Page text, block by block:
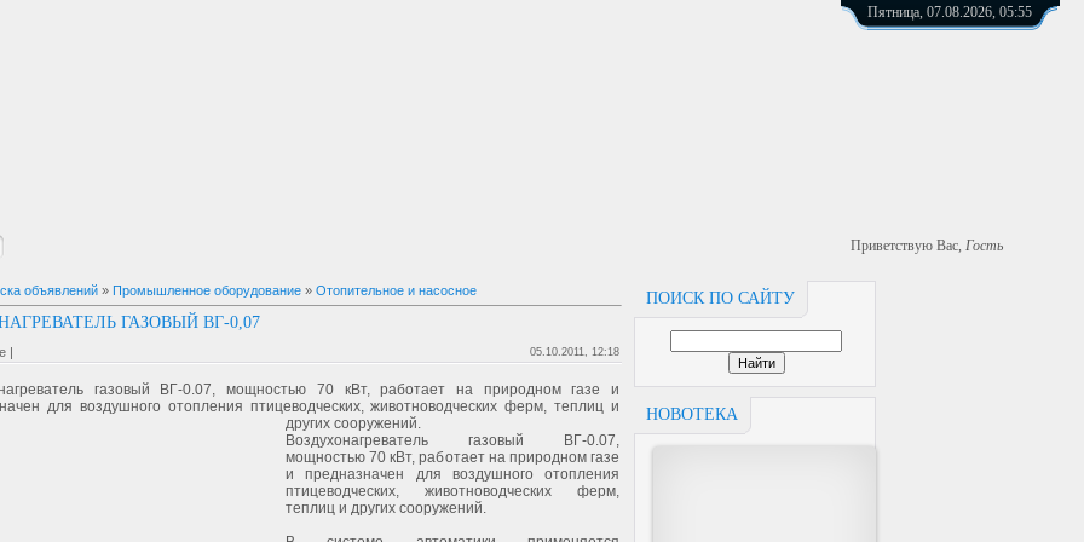
Пятница, 07.08.2026, 05:55
Приветствую Вас, Гость
ПОИСК ПО САЙТУ
НОВОТЕКА
объявлений » Промышленное оборудование » Отопительное и насосное
ГАЗОВЫЙ ВГ-0,07
| 05.10.2011, 12:18
газовый ВГ-0.07, мощностью 70 кВт, работает на природном газе и
для воздушного отопления птицеводческих, животноводческих ферм, теплиц и
других сооружений.
Воздухонагреватель газовый ВГ-0.07,
мощностью 70 кВт, работает на природном газе
и предназначен для воздушного отопления
птицеводческих, животноводческих ферм,
теплиц и других сооружений.